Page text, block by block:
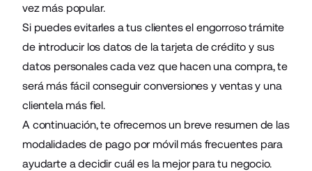
vez más popular.
Si puedes evitarles a tus clientes el engorroso trámite
de introducir los datos de la tarjeta de crédito y sus
datos personales cada vez que hacen una compra, te
será más fácil conseguir conversiones y ventas y una
clientela más fiel.
A continuación, te ofrecemos un breve resumen de las
modalidades de pago por móvil más frecuentes para
ayudarte a decidir cuál es la mejor para tu negocio.